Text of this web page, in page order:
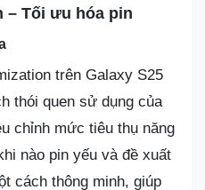
– Tối ưu hóa pin
trên Galaxy S25
thói quen sử dụng của
chỉnh mức tiêu thụ năng
nào pin yếu và đề xuất
cách thông minh, giúp